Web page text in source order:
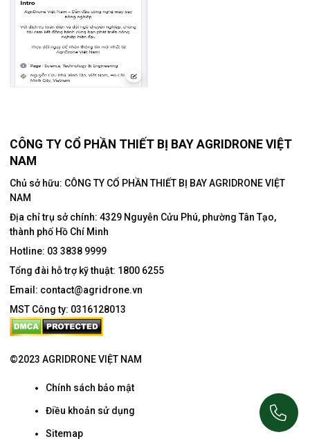
CÔNG TY CỔ PHẦN THIẾT BỊ BAY AGRIDRONE VIỆT
NAM
Chủ sở hữu: CÔNG TY CỔ PHẦN THIẾT BỊ BAY AGRIDRONE VIỆT
NAM
Địa chỉ trụ sở chính: 4329 Nguyễn Cửu Phú, phường Tân Tạo,
thành phố Hồ Chí Minh
Hotline: 03 3838 9999
Tổng đài hỗ trợ kỹ thuật: 1800 6255
Email: contact@agridrone.vn
MST Công ty: 0316128013
©2023 AGRIDRONE VIỆT NAM
Chính sách bảo mật
Điều khoản sử dụng
Sitemap